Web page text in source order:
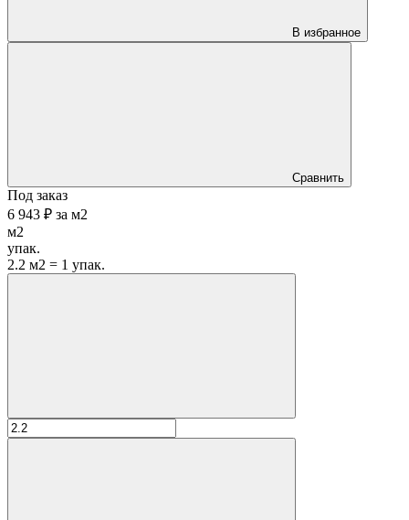
В избранное
Сравнить
Под заказ
6 943 ₽ за м2
м2
упак.
2.2 м2 = 1 упак.